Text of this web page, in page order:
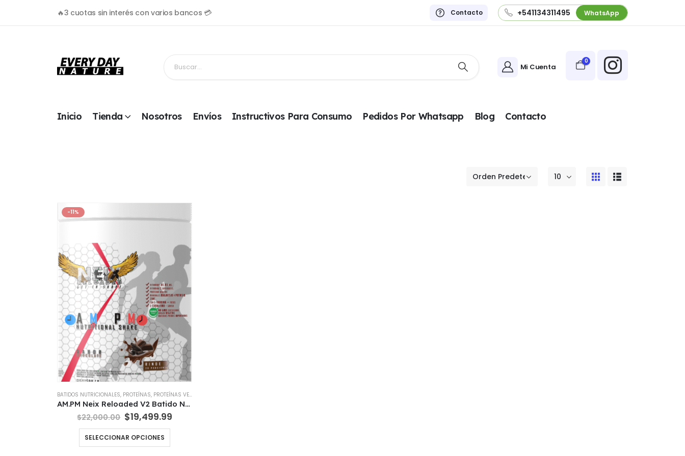
🔥3 cuotas sin interés con varios bancos 💳 Contacto +541134311495 WhatsApp
Mi Cuenta
0
Inicio Tienda Nosotros Envíos Instructivos Para Consumo Pedidos Por Whatsapp Blog Contacto
-11%
BATIDOS NUTRICIONALES, PROTEÍNAS, PROTEÍNAS VEGETALES
AM.PM Neix Reloaded V2 Batido Nutricional Vitaminas
$22,000.00 El
precio
original
era:
$19,499.99El
SELECCIONAR OPCIONES
producto